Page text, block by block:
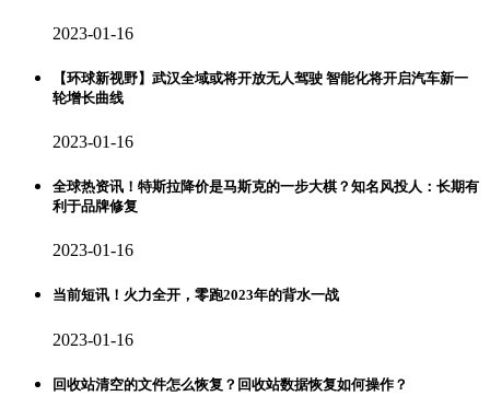
2023-01-16
【环球新视野】武汉全域或将开放无人驾驶 智能化将开启汽车新一
轮增长曲线
2023-01-16
全球热资讯！特斯拉降价是马斯克的一步大棋？知名风投人：长期有
利于品牌修复
2023-01-16
当前短讯！火力全开，零跑2023年的背水一战
2023-01-16
回收站清空的文件怎么恢复？回收站数据恢复如何操作？